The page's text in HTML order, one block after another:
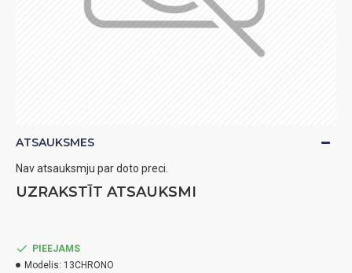
ATSAUKSMES
Nav atsauksmju par doto preci.
UZRAKSTĪT ATSAUKSMI
PIEEJAMS
Modelis: 13CHRONO